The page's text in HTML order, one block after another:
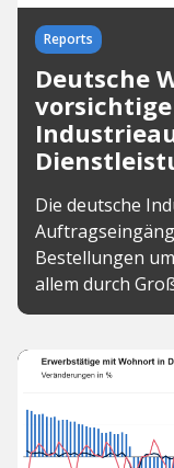
Reports
Deutsche
Die deutsche
Bestellungen
allem durch